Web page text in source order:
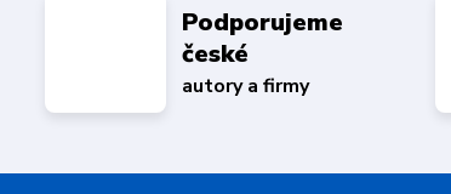
Podporujeme
české
autory a firmy